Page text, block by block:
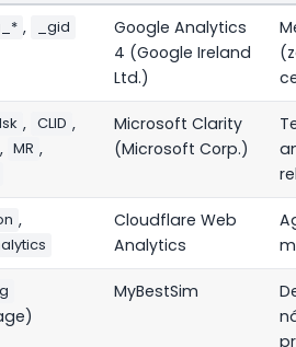
, _gid
Google Analytics
4 (Google Ireland
Ltd.)
, CLID ,
, MR ,
Microsoft Clarity
(Microsoft Corp.)
,
Cloudflare Web
Analytics
MyBestSim